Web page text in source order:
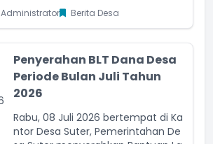
Administrator Berita Desa
Penyerahan BLT Dana Desa
Periode Bulan Juli Tahun
2026
Rabu, 08 Juli 2026 bertempat di Ka
ntor Desa Suter, Pemerintahan De